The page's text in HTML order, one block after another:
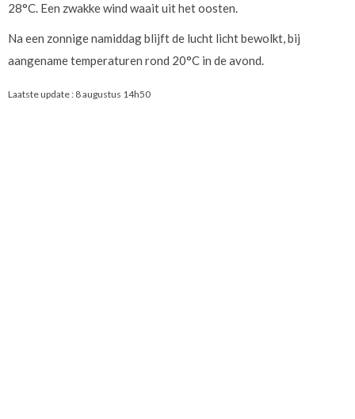
28°C. Een zwakke wind waait uit het oosten.
Na een zonnige namiddag blijft de lucht licht bewolkt, bij
aangename temperaturen rond 20°C in de avond.
Laatste update : 8 augustus 14h50